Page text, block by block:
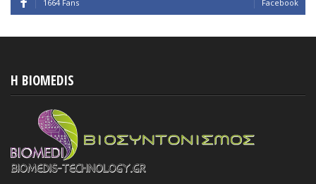
1664 Fans Facebook
H BIOMEDIS